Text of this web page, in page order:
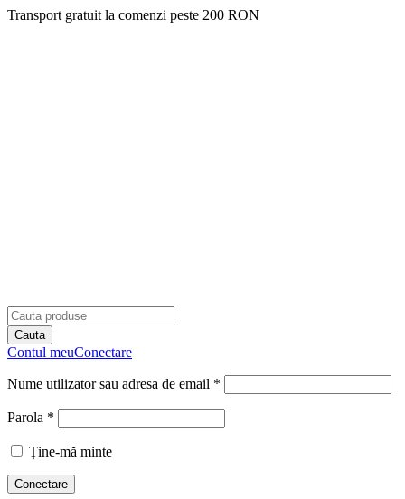
Transport gratuit la comenzi peste 200 RON
Contul meuConectare
Nume utilizator sau adresa de email *
Parola *
Ține-mă minte